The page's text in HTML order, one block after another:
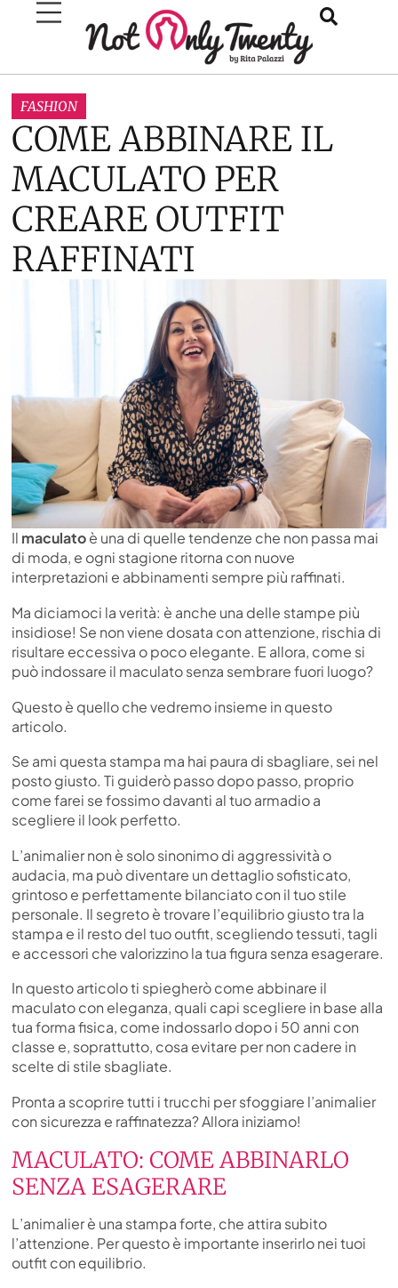
FASHION
COME ABBINARE IL
MACULATO PER
CREARE OUTFIT
RAFFINATI
Il maculatoè una di quelle tendenze che non passa mai
di moda, e ogni stagione ritorna con nuove
interpretazioni e abbinamenti sempre più raffinati.
Ma diciamoci la verità: è anche una delle stampe più
insidiose! Se non viene dosata con attenzione, rischia di
risultare eccessiva o poco elegante. E allora, come si
può indossare il maculato senza sembrare fuori luogo?
Questo è quello che vedremo insieme in questo
articolo.
Se ami questa stampa ma hai paura di sbagliare, sei nel
posto giusto. Ti guiderò passo dopo passo, proprio
come farei se fossimo davanti al tuo armadio a
scegliere il look perfetto.
L’animalier non è solo sinonimo di aggressività o
audacia, ma può diventare un dettaglio sofisticato,
grintoso e perfettamente bilanciato con il tuo stile
personale. Il segreto è trovare l’equilibrio giusto tra la
stampa e il resto del tuo outfit, scegliendo tessuti, tagli
e accessori che valorizzino la tua figura senza esagerare.
In questo articolo ti spiegherò come abbinare il
maculato con eleganza, quali capi scegliere in base alla
tua forma fisica, come indossarlo dopo i 50 anni con
classe e, soprattutto, cosa evitare per non cadere in
scelte di stile sbagliate.
Pronta a scoprire tutti i trucchi per sfoggiare l’animalier
con sicurezza e raffinatezza? Allora iniziamo!
MACULATO: COME ABBINARLO
SENZA ESAGERARE
L’animalier è una stampa forte, che attira subito
l’attenzione. Per questo è importante inserirlo nei tuoi
outfit con equilibrio.